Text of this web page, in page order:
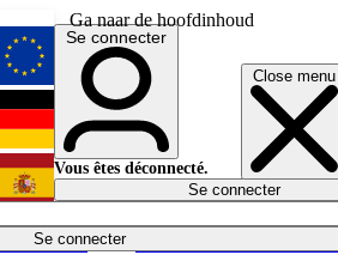
Ga naar de hoofdinhoud
Close menu
Se connecter
Économie
English
Deutsch
Español
Se connecter
Vous êtes déconnecté.
Se connecter